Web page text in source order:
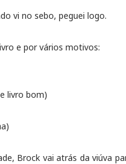
vi no sebo, peguei logo.
e por vários motivos:
livro bom)
Brock vai atrás da viúva